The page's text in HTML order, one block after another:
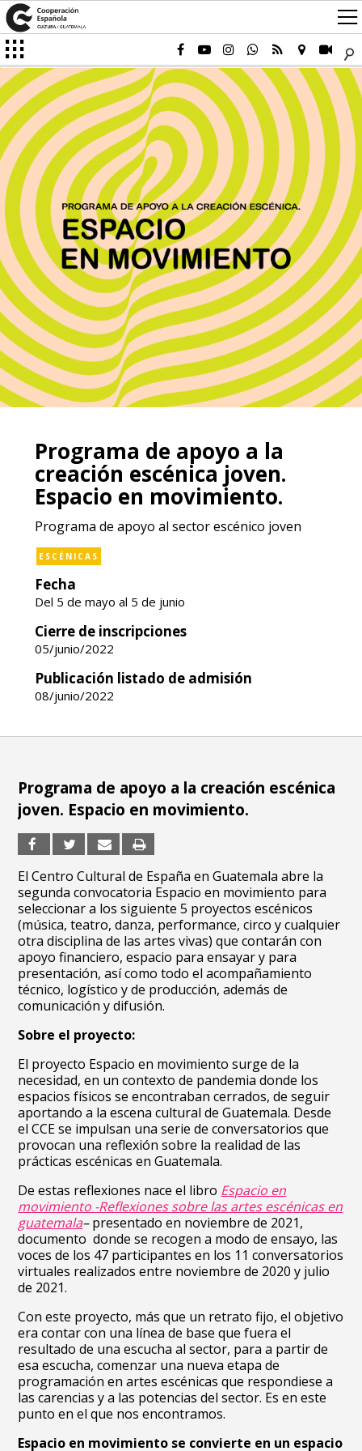
Programa de apoyo a la
creación escénica joven.
Espacio en movimiento.
Programa de apoyo al sector escénico joven
ESCÉNICAS
Fecha
Del 5 de mayo al 5 de junio
Cierre de inscripciones
05/junio/2022
Publicación listado de admisión
08/junio/2022
Programa de apoyo a la creación escénica
joven. Espacio en movimiento.
El Centro Cultural de España en Guatemala abre la
segunda convocatoria Espacio en movimiento para
seleccionar a los siguiente 5 proyectos escénicos
(música, teatro, danza, performance, circo y cualquier
otra disciplina de las artes vivas) que contarán con
apoyo financiero, espacio para ensayar y para
presentación, así como todo el acompañamiento
técnico, logístico y de producción, además de
comunicación y difusión.
Sobre el proyecto:
El proyecto Espacio en movimiento surge de la
necesidad, en un contexto de pandemia donde los
espacios físicos se encontraban cerrados, de seguir
aportando a la escena cultural de Guatemala. Desde
el CCE se impulsan una serie de conversatorios que
provocan una reflexión sobre la realidad de las
prácticas escénicas en Guatemala.
De estas reflexiones nace el libro Espacio en
movimiento -Reflexiones sobre las artes escénicas en
guatemala–presentado en noviembre de 2021,
documento donde se recogen a modo de ensayo, las
voces de los 47 participantes en los 11 conversatorios
virtuales realizados entre noviembre de 2020 y julio
de 2021.
Con este proyecto, más que un retrato fijo, el objetivo
era contar con una línea de base que fuera el
resultado de una escucha al sector, para a partir de
esa escucha, comenzar una nueva etapa de
programación en artes escénicas que respondiese a
las carencias y a las potencias del sector. Es en este
punto en el que nos encontramos.
Espacio en movimiento se convierte en un espacio